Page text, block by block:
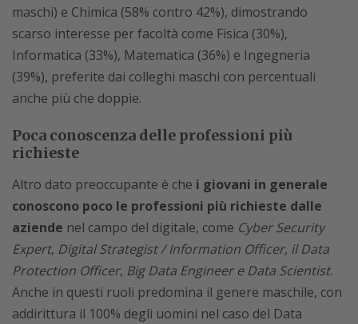
maschi) e Chimica (58% contro 42%), dimostrando
scarso interesse per facoltà come Fisica (30%),
Informatica (33%), Matematica (36%) e Ingegneria
(39%), preferite dai colleghi maschi con percentuali
anche più che doppie.
Poca conoscenza delle professioni più
richieste
Altro dato preoccupante è che i giovani in generale
conoscono poco le professioni più richieste dalle
aziende nel campo del digitale, come Cyber Security
Expert, Digital Strategist / Information Officer, il Data
Protection Officer, Big Data Engineer e Data Scientist.
Anche in questi ruoli predomina il genere maschile, con
addirittura il 100% degli uomini nel caso del Data